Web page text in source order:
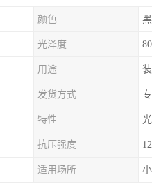
颜色
光泽度 80
用途
发货方式
特性
抗压强度
适用场所